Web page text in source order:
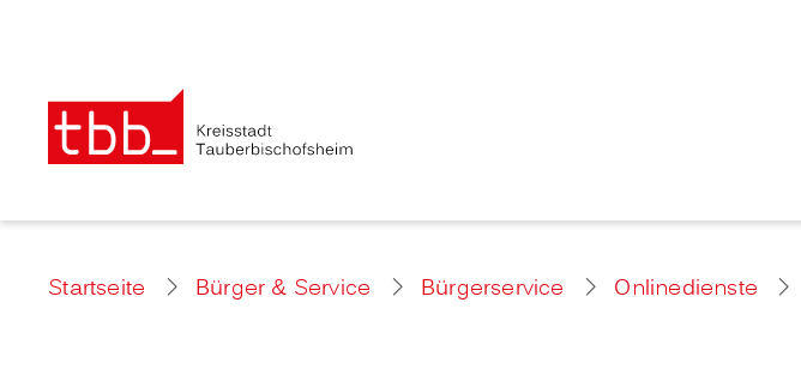
Startseite Bürger & Service Bürgerservice Onlinedienste